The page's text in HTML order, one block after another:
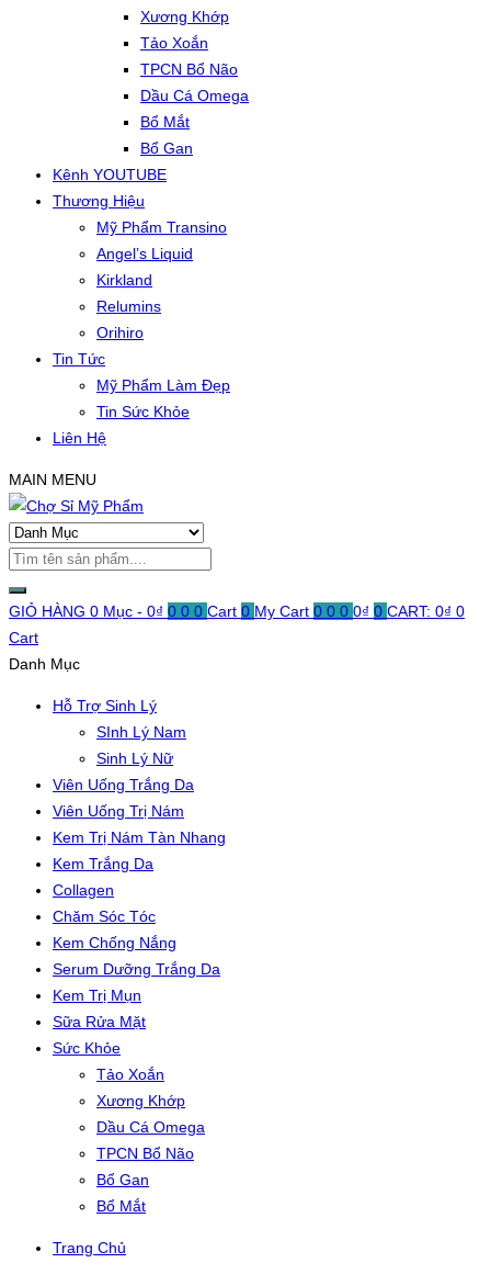
Xương Khớp
Tảo Xoắn
TPCN Bổ Não
Dầu Cá Omega
Bổ Mắt
Bổ Gan
Kênh YOUTUBE
Thương Hiệu
Mỹ Phẩm Transino
Angel’s Liquid
Kirkland
Relumins
Orihiro
Tin Tức
Mỹ Phẩm Làm Đẹp
Tin Sức Khỏe
Liên Hệ
MAIN MENU
GIỎ HÀNG 0 Mục - 0₫ 0 0 0 Cart 0 My Cart 0 0 0 0₫ 0 CART: 0₫ 0
Cart
Danh Mục
Hỗ Trợ Sinh Lý
SInh Lý Nam
Sinh Lý Nữ
Viên Uống Trắng Da
Viên Uống Trị Nám
Kem Trị Nám Tàn Nhang
Kem Trắng Da
Collagen
Chăm Sóc Tóc
Kem Chống Nắng
Serum Dưỡng Trắng Da
Kem Trị Mụn
Sữa Rửa Mặt
Sức Khỏe
Tảo Xoắn
Xương Khớp
Dầu Cá Omega
TPCN Bổ Não
Bổ Gan
Bổ Mắt
Trang Chủ